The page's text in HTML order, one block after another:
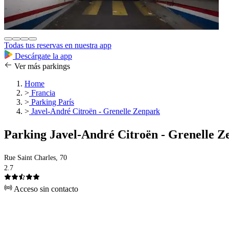
Todas tus reservas en nuestra app
Descárgate la app
Ver más parkings
Home
> Francia
> Parking París
> Javel-André Citroën - Grenelle Zenpark
Parking Javel-André Citroën - Grenelle
Rue Saint Charles, 70
2.7
Acceso sin contacto